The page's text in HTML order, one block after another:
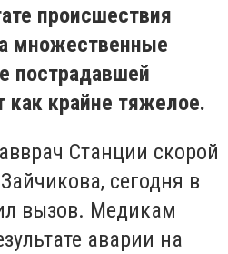
происшествия
множественные
пострадавшей
крайне тяжелое.
Станции скорой
сегодня в
вызов. Медикам
аварии на